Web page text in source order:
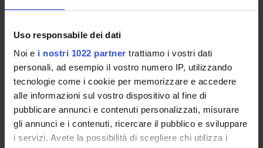
Uso responsabile dei dati
Noi e i nostri 1022 partner trattiamo i vostri dati
personali, ad esempio il vostro numero IP, utilizzando
tecnologie come i cookie per memorizzare e accedere
alle informazioni sul vostro dispositivo al fine di
pubblicare annunci e contenuti personalizzati, misurare
gli annunci e i contenuti, ricercare il pubblico e sviluppare
i servizi. Avete la possibilità di scegliere chi utilizza i
RESEARCH AREAS INVOLVED IN THE PROJECT
Sicurezza informatica
Formal methods and theory of security
ACTIVITIES